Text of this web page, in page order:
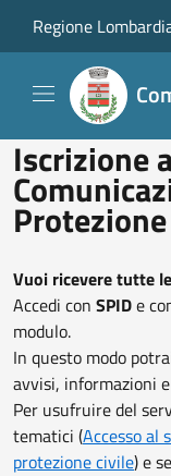
Regione
Iscrizione
Vuoi ricevere tutte
Accedi con SPIDe
modulo.
In questo modo
avvisi, informazioni
Per usufruire del
tematici (Accesso al
protezione civile) e